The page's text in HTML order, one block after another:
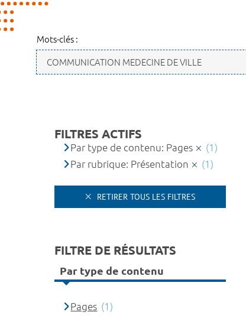
Mots-clés :
FILTRES ACTIFS
Par type de contenu: Pages
(1)
Par rubrique: Présentation
(1)
RETIRER TOUS LES FILTRES
FILTRE DE RÉSULTATS
Par type de contenu
Pages (1)